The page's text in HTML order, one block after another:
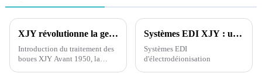
XJY révolutionne la gestion des boues : un plan complet pour la protection de l'environnement, la réduction des odeurs et l'optimisation des ressources
Introduction du traitement des
boues XJY Avant 1950, la
Systèmes EDI XJY : une centrale électrique verte et efficace pour la production d'eau ultra-pure
Systèmes EDI
d'électrodéionisation